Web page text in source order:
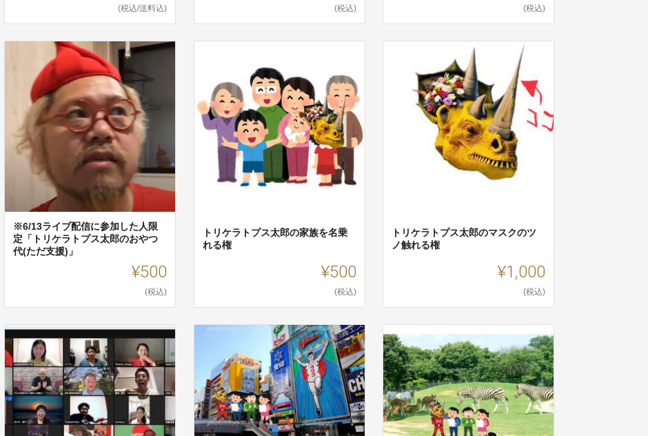
(税込/送料込) (税込) (税込)
※6/13ライブ配信に参加した人限
定「トリケラトプス太郎のおやつ
代(ただ支援)」
¥500
(税込)
トリケラトプス太郎の家族を名乗
れる権
¥500
(税込)
トリケラトプス太郎のマスクのツ
ノ触れる権
¥1,000
(税込)